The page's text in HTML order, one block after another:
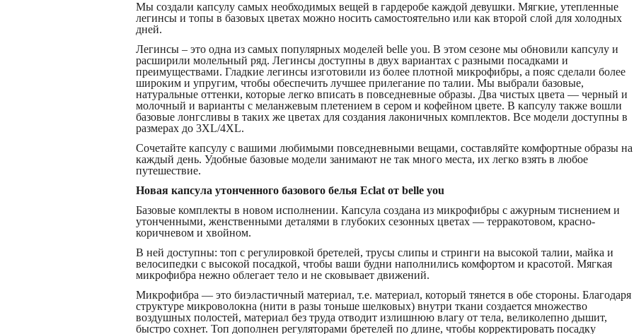
Мы создали капсулу самых необходимых вещей в гардеробе каждой девушки. Мягкие, утепленные
легинсы и топы в базовых цветах можно носить самостоятельно или как второй слой для холодных
дней.
Легинсы – это одна из самых популярных моделей belle you. В этом сезоне мы обновили капсулу и
расширили молельный ряд. Легинсы доступны в двух вариантах с разными посадками и
преимуществами. Гладкие легинсы изготовили из более плотной микрофибры, а пояс сделали более
широким и упругим, чтобы обеспечить лучшее прилегание по талии. Мы выбрали базовые,
натуральные оттенки, которые легко вписать в повседневные образы. Два чистых цвета — черный и
молочный и варианты с меланжевым плетением в сером и кофейном цвете. В капсулу также вошли
базовые лонгсливы в таких же цветах для создания лаконичных комплектов. Все модели доступны в
размерах до 3XL/4XL.
Сочетайте капсулу с вашими любимыми повседневными вещами, составляйте комфортные образы на
каждый день. Удобные базовые модели занимают не так много места, их легко взять в любое
путешествие.
Новая капсула утонченного базового белья Eclat от belle you
Базовые комплекты в новом исполнении. Капсула создана из микрофибры с ажурным тиснением и
утонченными, женственными деталями в глубоких сезонных цветах — терракотовом, красно-
коричневом и хвойном.
В ней доступны: топ с регулировкой бретелей, трусы слипы и стринги на высокой талии, майка и
велосипедки с высокой посадкой, чтобы ваши будни наполнились комфортом и красотой. Мягкая
микрофибра нежно облегает тело и не сковывает движений.
Микрофибра — это биэластичный материал, т.е. материал, который тянется в обе стороны. Благодаря
структуре микроволокна (нити в разы тоньше шелковых) внутри ткани создается множество
воздушных полостей, материал без труда отводит излишнюю влагу от тела, великолепно дышит,
быстро сохнет. Топ дополнен регуляторами бретелей по длине, чтобы корректировать посадку